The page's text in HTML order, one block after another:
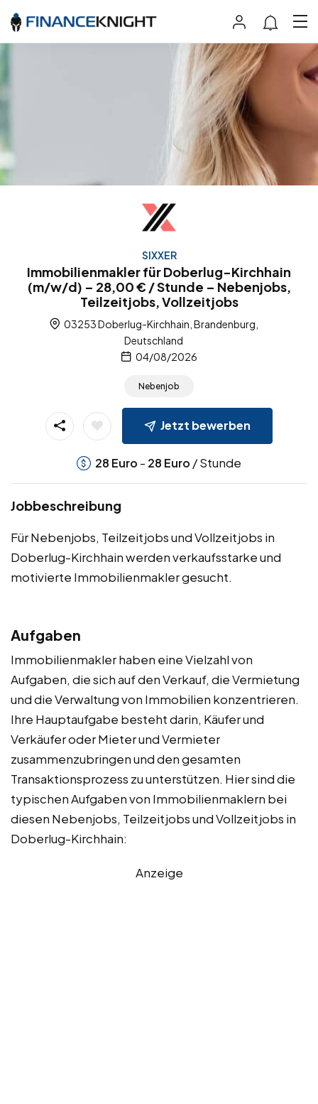
SIXXER
Immobilienmakler für Doberlug-Kirchhain
(m/w/d) – 28,00 € / Stunde – Nebenjobs,
Teilzeitjobs, Vollzeitjobs
03253 Doberlug-Kirchhain, Brandenburg,
Deutschland
04/08/2026
Nebenjob
Jetzt bewerben
28 Euro - 28 Euro / Stunde
Jobbeschreibung
Für Nebenjobs, Teilzeitjobs und Vollzeitjobs in
Doberlug-Kirchhain werden verkaufsstarke und
motivierte Immobilienmakler gesucht.
Aufgaben
Immobilienmakler haben eine Vielzahl von
Aufgaben, die sich auf den Verkauf, die Vermietung
und die Verwaltung von Immobilien konzentrieren.
Ihre Hauptaufgabe besteht darin, Käufer und
Verkäufer oder Mieter und Vermieter
zusammenzubringen und den gesamten
Transaktionsprozess zu unterstützen. Hier sind die
typischen Aufgaben von Immobilienmaklern bei
diesen Nebenjobs, Teilzeitjobs und Vollzeitjobs in
Doberlug-Kirchhain:
Anzeige